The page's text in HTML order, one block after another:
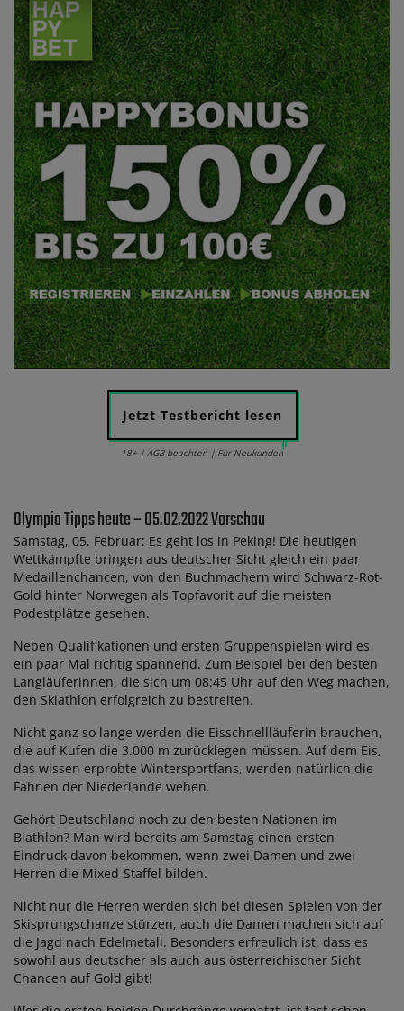
Jetzt Testbericht lesen
18+ | AGB beachten | Für Neukunden
Olympia Tipps heute – 05.02.2022 Vorschau
Samstag, 05. Februar: Es geht los in Peking! Die heutigen
Wettkämpfte bringen aus deutscher Sicht gleich ein paar
Medaillenchancen, von den Buchmachern wird Schwarz-Rot-
Gold hinter Norwegen als Topfavorit auf die meisten
Podestplätze gesehen.
Neben Qualifikationen und ersten Gruppenspielen wird es
ein paar Mal richtig spannend. Zum Beispiel bei den besten
Langläuferinnen, die sich um 08:45 Uhr auf den Weg machen,
den Skiathlon erfolgreich zu bestreiten.
Nicht ganz so lange werden die Eisschnellläuferin brauchen,
die auf Kufen die 3.000 m zurücklegen müssen. Auf dem Eis,
das wissen erprobte Wintersportfans, werden natürlich die
Fahnen der Niederlande wehen.
Gehört Deutschland noch zu den besten Nationen im
Biathlon? Man wird bereits am Samstag einen ersten
Eindruck davon bekommen, wenn zwei Damen und zwei
Herren die Mixed-Staffel bilden.
Nicht nur die Herren werden sich bei diesen Spielen von der
Skisprungschanze stürzen, auch die Damen machen sich auf
die Jagd nach Edelmetall. Besonders erfreulich ist, dass es
sowohl aus deutscher als auch aus österreichischer Sicht
Chancen auf Gold gibt!